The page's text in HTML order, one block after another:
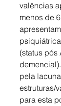
valências
menos de
(status pós
pela
estruturas/
para esta